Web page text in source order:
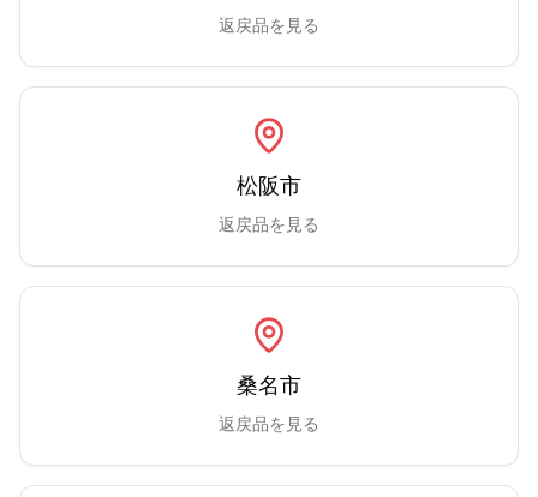
返戻品を見る
松阪市
返戻品を見る
桑名市
返戻品を見る